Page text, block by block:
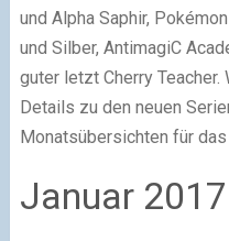
und Alpha Saphir,
und Silber, AntimagiC
guter letzt Cherry
Details zu den neuen
Monatsübersichten für
Januar 2017